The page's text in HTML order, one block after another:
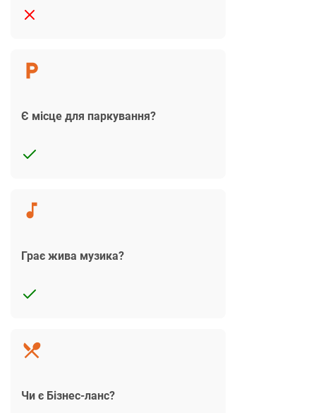
Є місце для паркування?
Грає жива музика?
Чи є Бізнес-ланс?